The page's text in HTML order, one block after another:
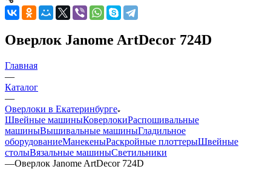
Оверлок Janome ArtDecor 724D
Главная
—
Каталог
—
Оверлоки в Екатеринбурге
Швейные машиныКоверлокиРаспошивальные
машиныВышивальные машиныГладильное
оборудованиеМанекеныРаскройные плоттерыШвейные
столыВязальные машиныСветильники
—Оверлок Janome ArtDecor 724D